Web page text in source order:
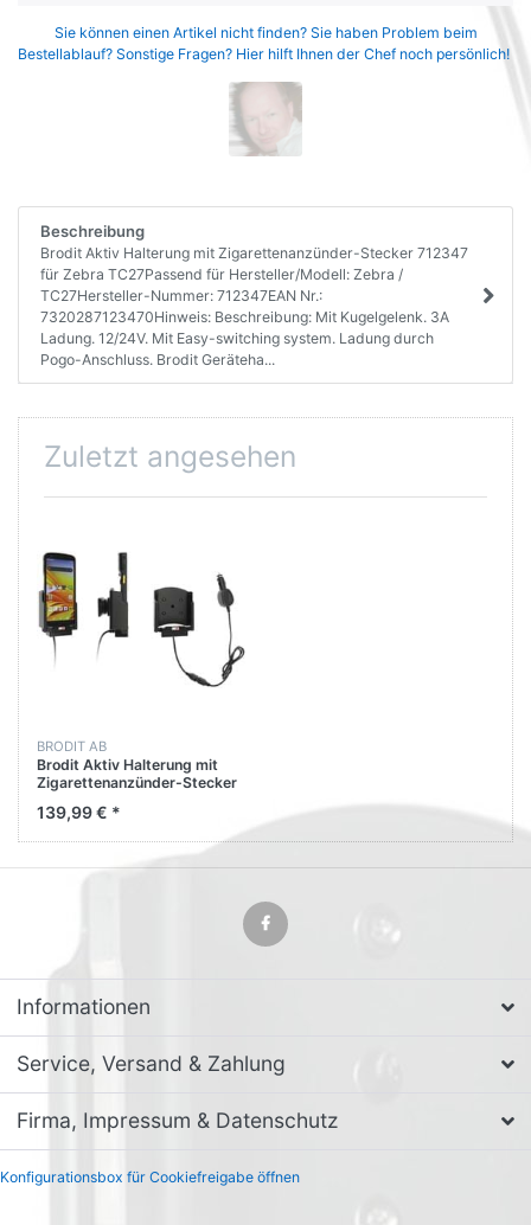
Sie können einen Artikel nicht finden? Sie haben Problem beim
Bestellablauf? Sonstige Fragen? Hier hilft Ihnen der Chef noch persönlich!
Beschreibung
Brodit Aktiv Halterung mit Zigarettenanzünder-Stecker 712347
für Zebra TC27Passend für Hersteller/Modell: Zebra /
TC27Hersteller-Nummer: 712347EAN Nr.:
7320287123470Hinweis: Beschreibung: Mit Kugelgelenk. 3A
Ladung. 12/24V. Mit Easy-switching system. Ladung durch
Pogo-Anschluss. Brodit Geräteha...
Zuletzt angesehen
BRODIT AB
Brodit Aktiv Halterung mit
Zigarettenanzünder-Stecker
139,99 € *
Informationen
Service, Versand & Zahlung
Firma, Impressum & Datenschutz
Konfigurationsbox für Cookiefreigabe öffnen